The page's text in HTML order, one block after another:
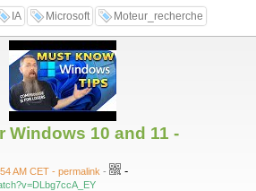
IA Microsoft Moteur_recherche
Windows 10 and 11 -
AM CET - permalink - -